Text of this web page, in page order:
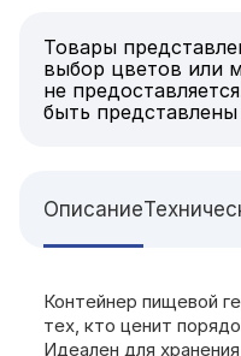
Товары
выбор цветов или
не
быть
Описание
Контейнер пищевой
тех, кто ценит
Идеален для